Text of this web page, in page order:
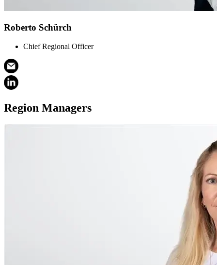
Roberto Schürch
Chief Regional Officer
Region Managers